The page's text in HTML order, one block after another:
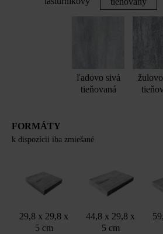
ľadovo sivá
tieňovaná
FORMÁTY
k dispozícii iba zmiešané
29,8 x 29,8 x
5 cm
44,8 x 29,8 x
5 cm